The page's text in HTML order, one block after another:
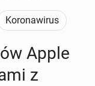
Koronawirus
Apple
z